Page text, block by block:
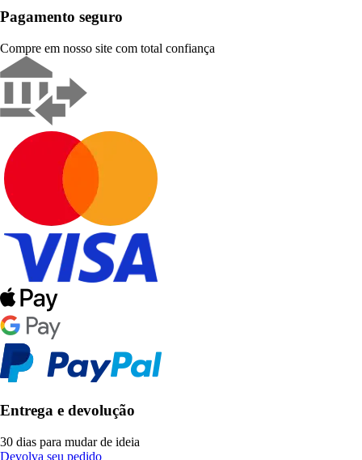
Pagamento seguro
Compre em nosso site com total confiança
Entrega e devolução
30 dias para mudar de ideia
Devolva seu pedido